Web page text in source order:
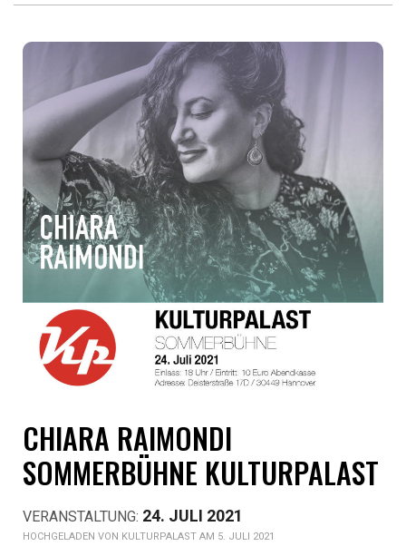
CHIARA RAIMONDI
SOMMERBÜHNE KULTURPALAST
24. JULI 2021
KULTURPALAST AM 5. JULI 2021